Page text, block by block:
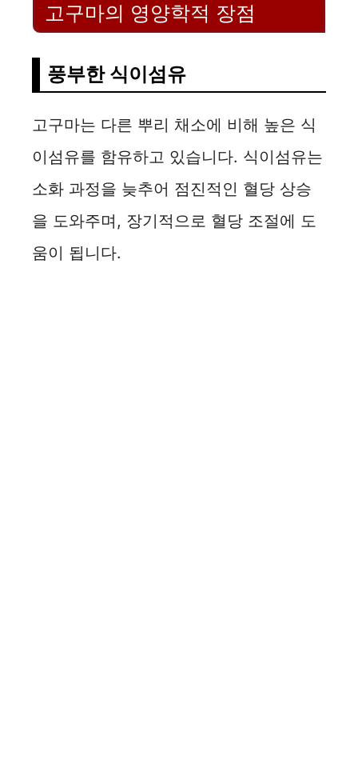
고구마의 영양학적 장점
풍부한 식이섬유
고구마는 다른 뿌리 채소에 비해 높은 식
이섬유를 함유하고 있습니다. 식이섬유는
소화 과정을 늦추어 점진적인 혈당 상승
을 도와주며, 장기적으로 혈당 조절에 도
움이 됩니다.